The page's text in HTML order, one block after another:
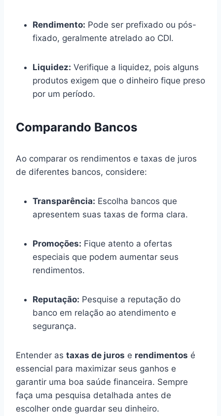
Rendimento: Pode ser prefixado ou pós-
fixado, geralmente atrelado ao CDI.
Liquidez: Verifique a liquidez, pois alguns
produtos exigem que o dinheiro fique preso
por um período.
Comparando Bancos
Ao comparar os rendimentos e taxas de juros
de diferentes bancos, considere:
Transparência: Escolha bancos que
apresentem suas taxas de forma clara.
Promoções: Fique atento a ofertas
especiais que podem aumentar seus
rendimentos.
Reputação: Pesquise a reputação do
banco em relação ao atendimento e
segurança.
Entender as taxas de juros e rendimentos é
essencial para maximizar seus ganhos e
garantir uma boa saúde financeira. Sempre
faça uma pesquisa detalhada antes de
escolher onde guardar seu dinheiro.